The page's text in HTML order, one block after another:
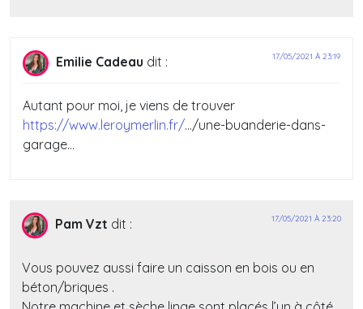
Emilie Cadeau dit : 17/05/2021 À 23:19
Autant pour moi, je viens de trouver
https://www.leroymerlin.fr/…/une-buanderie-dans-
garage…
Pam Vzt dit : 17/05/2021 À 23:20
Vous pouvez aussi faire un caisson en bois ou en
béton/briques .